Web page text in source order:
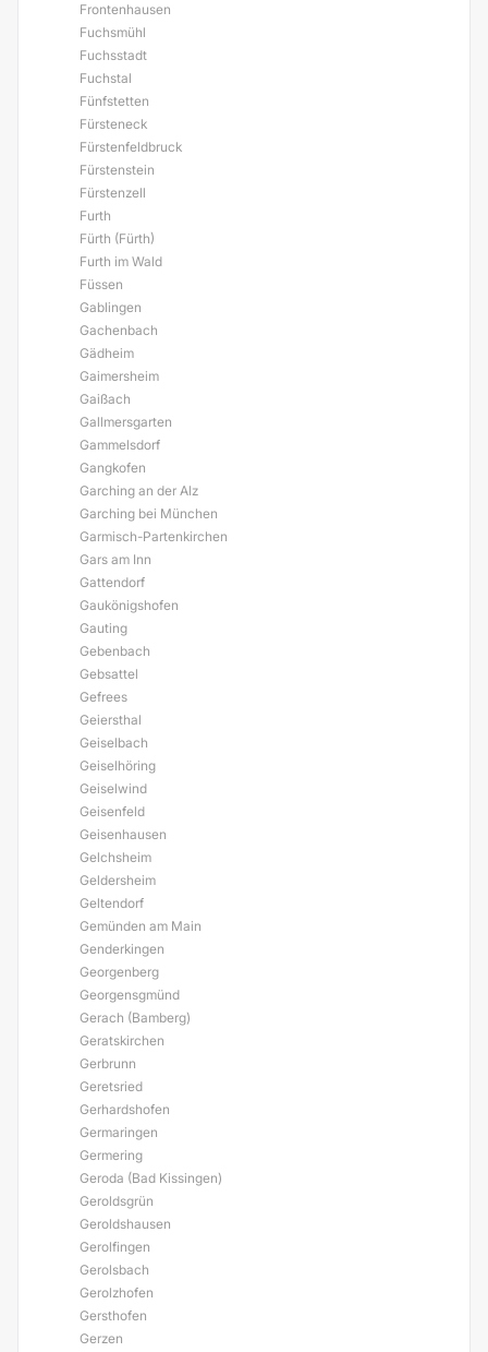
Frontenhausen
Fuchsmühl
Fuchsstadt
Fuchstal
Fünfstetten
Fürsteneck
Fürstenfeldbruck
Fürstenstein
Fürstenzell
Furth
Fürth (Fürth)
Furth im Wald
Füssen
Gablingen
Gachenbach
Gädheim
Gaimersheim
Gaißach
Gallmersgarten
Gammelsdorf
Gangkofen
Garching an der Alz
Garching bei München
Garmisch-Partenkirchen
Gars am Inn
Gattendorf
Gaukönigshofen
Gauting
Gebenbach
Gebsattel
Gefrees
Geiersthal
Geiselbach
Geiselhöring
Geiselwind
Geisenfeld
Geisenhausen
Gelchsheim
Geldersheim
Geltendorf
Gemünden am Main
Genderkingen
Georgenberg
Georgensgmünd
Gerach (Bamberg)
Geratskirchen
Gerbrunn
Geretsried
Gerhardshofen
Germaringen
Germering
Geroda (Bad Kissingen)
Geroldsgrün
Geroldshausen
Gerolfingen
Gerolsbach
Gerolzhofen
Gersthofen
Gerzen